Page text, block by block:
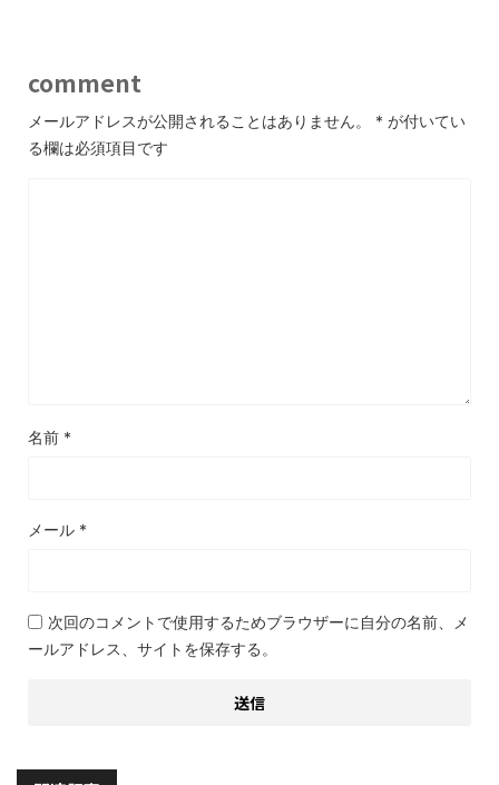
comment
メールアドレスが公開されることはありません。 * が付いてい
る欄は必須項目です
名前 *
メール *
次回のコメントで使用するためブラウザーに自分の名前、メ
ールアドレス、サイトを保存する。